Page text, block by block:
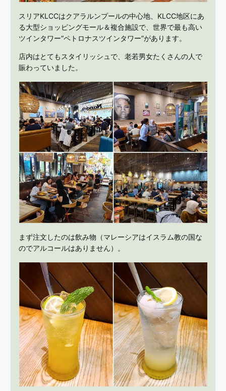
スリアKLCCはクアラルンプールの中心地、KLCC地区にあ
る大型ショッピングモール＆複合施設で、世界で最も高い
ツインタワー“ペトロナスツインタワー”があります。
店内はとてもスタイリッシュで、老若男女たくさんの人で
賑わっていました。
まず注文したのは飲み物（マレーシアはイスラム教の国な
のでアルコールはありません）。